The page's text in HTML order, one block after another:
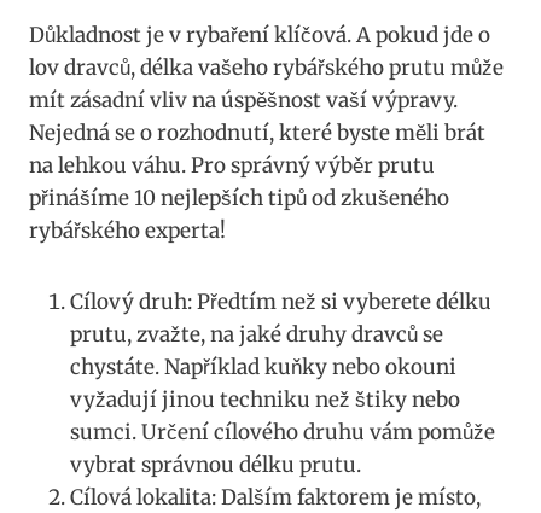
Důkladnost je v rybaření klíčová. A pokud jde o
lov ⁣dravců, délka⁣ vašeho rybářského ⁣prutu ⁢může
mít ‌zásadní vliv na úspěšnost‌ vaší výpravy.
Nejedná‌ se o rozhodnutí,‌ které byste ⁢měli brát
na lehkou⁤ váhu. Pro ⁢správný výběr⁣ prutu
přinášíme ‍10 nejlepších tipů​ od zkušeného
rybářského‍ experta!
Cílový druh:‍ Předtím než si vyberete délku
⁢prutu, zvažte, na jaké druhy dravců⁣ se
chystáte. Například kuňky nebo okouni
vyžadují jinou techniku ⁣než ​štiky nebo​
sumci. ‌Určení⁣ cílového druhu vám pomůže
vybrat správnou ‌délku ⁣prutu.
Cílová lokalita: Dalším​ faktorem je ⁢místo,⁣